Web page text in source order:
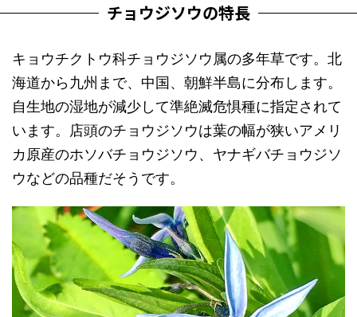
チョウジソウの特長
キョウチクトウ科チョウジソウ属の多年草です。北
海道から九州まで、中国、朝鮮半島に分布します。
自生地の湿地が減少して準絶滅危惧種に指定されて
います。店頭のチョウジソウは葉の幅が狭いアメリ
カ原産のホソバチョウジソウ、ヤナギバチョウジソ
ウなどの品種だそうです。